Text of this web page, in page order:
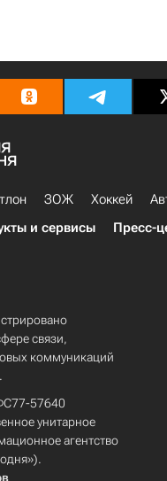
ЗОЖ Хоккей
и сервисы Пресс-
связи,
коммуникаций
57640
унитарное
агентство